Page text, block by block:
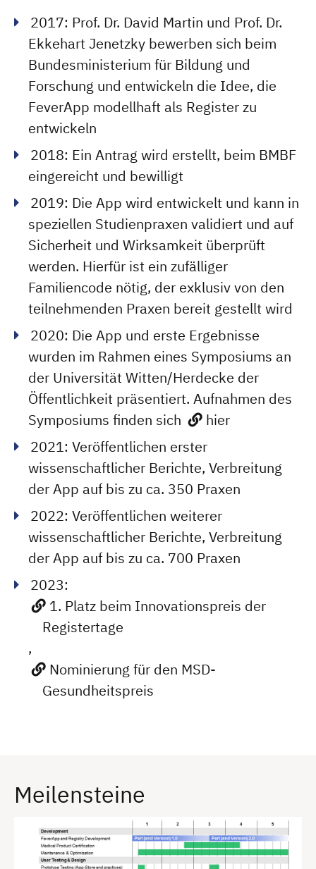
2017: Prof. Dr. David Martin und Prof. Dr.
Ekkehart Jenetzky bewerben sich beim
Bundesministerium für Bildung und
Forschung und entwickeln die Idee, die
FeverApp modellhaft als Register zu
entwickeln
2018: Ein Antrag wird erstellt, beim BMBF
eingereicht und bewilligt
2019: Die App wird entwickelt und kann in
speziellen Studienpraxen validiert und auf
Sicherheit und Wirksamkeit überprüft
werden. Hierfür ist ein zufälliger
Familiencode nötig, der exklusiv von den
teilnehmenden Praxen bereit gestellt wird
2020: Die App und erste Ergebnisse
wurden im Rahmen eines Symposiums an
der Universität Witten/Herdecke der
Öffentlichkeit präsentiert. Aufnahmen des
Symposiums finden sich
hier
2021: Veröffentlichen erster
wissenschaftlicher Berichte, Verbreitung
der App auf bis zu ca. 350 Praxen
2022: Veröffentlichen weiterer
wissenschaftlicher Berichte, Verbreitung
der App auf bis zu ca. 700 Praxen
2023:
1. Platz beim Innovationspreis der
Registertage
,
Nominierung für den MSD-
Gesundheitspreis
Meilensteine